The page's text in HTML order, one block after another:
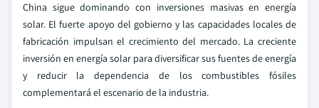
China sigue dominando con inversiones masivas en energía
solar. El fuerte apoyo del gobierno y las capacidades locales de
fabricación impulsan el crecimiento del mercado. La creciente
inversión en energía solar para diversificar sus fuentes de energía
y reducir la dependencia de los combustibles fósiles
complementará el escenario de la industria.